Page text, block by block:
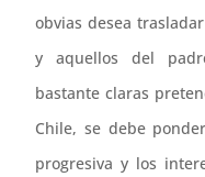
obvias desea
y aquellos del
bastante claras
Chile, se debe
progresiva y los